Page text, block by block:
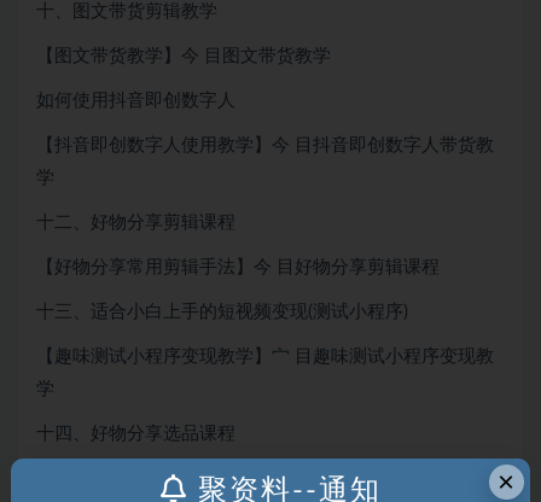
十、图文带货剪辑教学
【图文带货教学】今 目图文带货教学
如何使用抖音即创数字人
【抖音即创数字人使用教学】今 目抖音即创数字人带货教
学
十二、好物分享剪辑课程
【好物分享常用剪辑手法】今 目好物分享剪辑课程
十三、适合小白上手的短视频变现(测试小程序)
【趣味测试小程序变现教学】宀 目趣味测试小程序变现教
学
十四、好物分享选品课程
【2024年好物带货选品课程】今目2024年快手好物带货选×
聚资料--通知